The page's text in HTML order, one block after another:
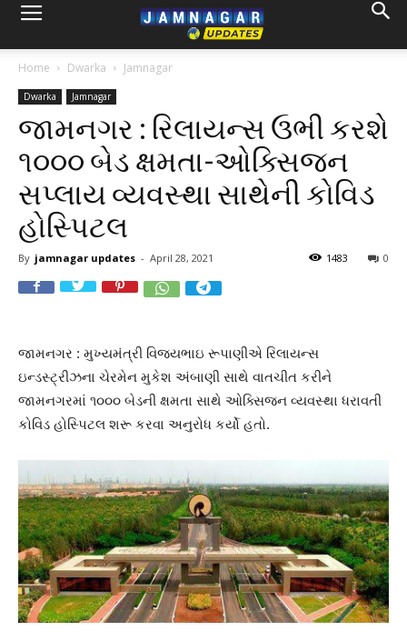
Home Dwarka Jamnagar
Dwarka Jamnagar
જામનગર : રિલાયન્સ ઉભી કરશે
૧૦૦૦ બેડ ક્ષમતા-ઓક્સિજન
સપ્લાય વ્યવસ્થા સાથેની કોવિડ
હોસ્પિટલ
By jamnagar updates - April 28, 2021 0
1483
જામનગર : મુખ્યમંત્રી વિજયભાઇ રૂપાણીએ રિલાયન્સ
ઇન્ડસ્ટ્રીઝના ચેરમેન મુકેશ અંબાણી સાથે વાતચીત કરીને
જામનગરમાં ૧૦૦૦ બેડની ક્ષમતા સાથે ઓક્સિજન વ્યવસ્થા ધરાવતી
કોવિડ હોસ્પિટલ શરૂ કરવા અનુરોધ કર્યો હતો.